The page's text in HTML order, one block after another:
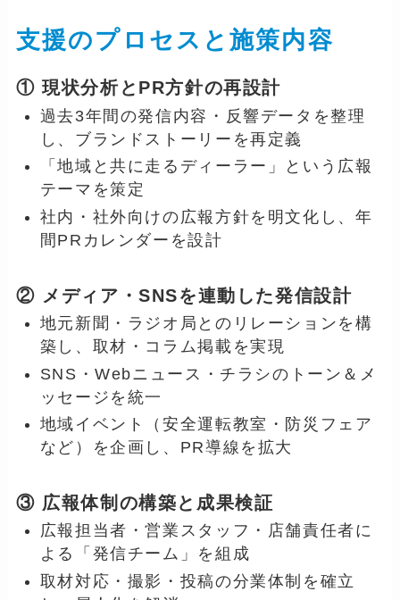
支援のプロセスと施策内容
① 現状分析とPR方針の再設計
過去3年間の発信内容・反響データを整理
し、ブランドストーリーを再定義
「地域と共に走るディーラー」という広報
テーマを策定
社内・社外向けの広報方針を明文化し、年
間PRカレンダーを設計
② メディア・SNSを連動した発信設計
地元新聞・ラジオ局とのリレーションを構
築し、取材・コラム掲載を実現
SNS・Webニュース・チラシのトーン＆メ
ッセージを統一
地域イベント（安全運転教室・防災フェア
など）を企画し、PR導線を拡大
③ 広報体制の構築と成果検証
広報担当者・営業スタッフ・店舗責任者に
よる「発信チーム」を組成
取材対応・撮影・投稿の分業体制を確立